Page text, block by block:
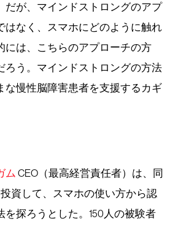
だが、マインドストロングのアプ
はなく、スマホにどのように触れ
には、こちらのアプローチの方
ろう。マインドストロングの方法
な慢性脳障害患者を支援するカギ
ム CEO（最高経営責任者）は、同
資して、スマホの使い方から認
探ろうとした。150人の被験者